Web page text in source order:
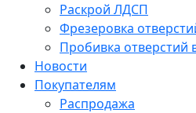
Раскрой ЛДСП
Фрезеровка
Пробивка отверстий
Новости
Покупателям
Распродажа